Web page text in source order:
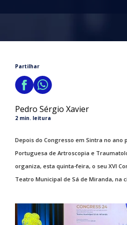
Partilhar
Pedro Sérgio Xavier
2 min. leitura
Depois do Congresso em Sintra no ano
Portuguesa de Artroscopia e
organiza, esta quinta-feira, o seu XVI
Teatro Municipal de Sá de Miranda, na